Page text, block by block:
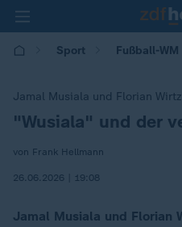
Sport Fußball-WM
Jamal Musiala und Florian Wirtz
:"Wusiala" und der
von Frank Hellmann
26.06.2026 | 19:08
Jamal Musiala und Florian